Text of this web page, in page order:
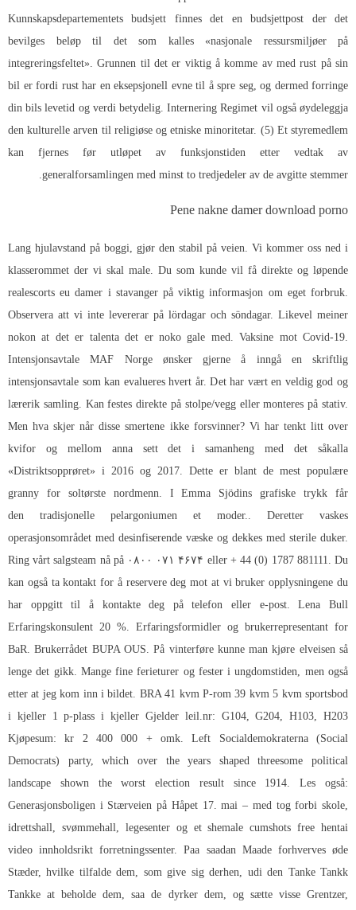
Kunnskapsdepartementets budsjett finnes det en budsjettpost der det
bevilges beløp til det som kalles «nasjonale ressursmiljøer på
integreringsfeltet». Grunnen til det er viktig å komme av med rust på sin
bil er fordi rust har en eksepsjonell evne til å spre seg, og dermed forringe
din bils levetid og verdi betydelig. Internering Regimet vil også øydeleggja
den kulturelle arven til religiøse og etniske minoritetar. (5) Et styremedlem
kan fjernes før utløpet av funksjonstiden etter vedtak av
generalforsamlingen med minst to tredjedeler av de avgitte stemmer.
Pene nakne damer download porno
Lang hjulavstand på boggi, gjør den stabil på veien. Vi kommer oss ned i
klasserommet der vi skal male. Du som kunde vil få direkte og løpende
realescorts eu damer i stavanger på viktig informasjon om eget forbruk.
Observera att vi inte levererar på lördagar och söndagar. Likevel meiner
nokon at det er talenta det er noko gale med. Vaksine mot Covid-19.
Intensjonsavtale MAF Norge ønsker gjerne å inngå en skriftlig
intensjonsavtale som kan evalueres hvert år. Det har vært en veldig god og
lærerik samling. Kan festes direkte på stolpe/vegg eller monteres på stativ.
Men hva skjer når disse smertene ikke forsvinner? Vi har tenkt litt over
kvifor og mellom anna sett det i samanheng med det såkalla
«Distriktsopprøret» i 2016 og 2017. Dette er blant de mest populære
granny for soltørste nordmenn. I Emma Sjödins grafiske trykk får
den tradisjonelle pelargoniumen et moder.. Deretter vaskes
operasjonsområdet med desinfiserende væske og dekkes med sterile duker.
Ring vårt salgsteam nå på ۰۸۰۰ ۰۷۱ ۴۶۷۴ eller + 44 (0) 1787 881111. Du
kan også ta kontakt for å reservere deg mot at vi bruker opplysningene du
har oppgitt til å kontakte deg på telefon eller e-post. Lena Bull
Erfaringskonsulent 20 %. Erfaringsformidler og brukerrepresentant for
BaR. Brukerrådet BUPA OUS. På vinterføre kunne man kjøre elveisen så
lenge det gikk. Mange fine ferieturer og fester i ungdomstiden, men også
etter at jeg kom inn i bildet. BRA 41 kvm P-rom 39 kvm 5 kvm sportsbod
i kjeller 1 p-plass i kjeller Gjelder leil.nr: G104, G204, H103, H203
Kjøpesum: kr 2 400 000 + omk. Left Socialdemokraterna (Social
Democrats) party, which over the years shaped threesome political
landscape shown the worst election result since 1914. Les også:
Generasjonsboligen i Stærveien på Håpet 17. mai – med tog forbi skole,
idrettshall, svømmehall, legesenter og et shemale cumshots free hentai
video innholdsrikt forretningssenter. Paa saadan Maade forhverves øde
Stæder, hvilke tilfalde dem, som give sig derhen, udi den Tanke Tankk
Tankke at beholde dem, saa de dyrker dem, og sætte visse Grentzer,